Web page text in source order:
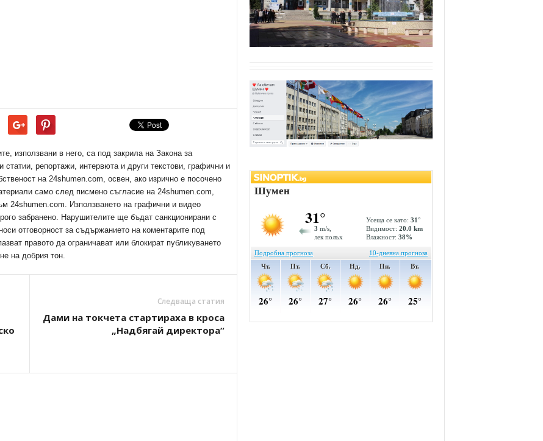
използвани в него, са под закрила на Закона за
репортажи, интервюта и други текстови, графични и
на 24shumen.com, освен, ако изрично е посочено
само след писмено съгласие на 24shumen.com,
24shumen.com. Използването на графични и видео
забранено. Нарушителите ще бъдат санкционирани с
отговорност за съдържанието на коментарите под
правото да ограничават или блокират публикуването
на добрия тон.
Следваща статия
Дами на токчета стартираха в кроса
„Надбягай директора“